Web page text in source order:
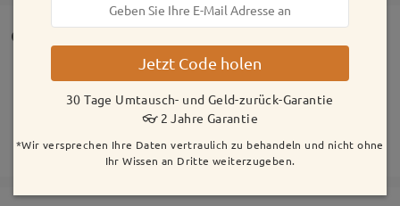
Customer Reviews
Bewerten Sie Ihr Einkaufserlebnis, damit auch andere Kunden
sorgenfrei Brillen bei uns kaufen können
Bewertung schreiben
Jetzt Code holen
30 Tage Umtausch- und Geld-zurück-Garantie
👓 2 Jahre Garantie
*Wir versprechen Ihre Daten vertraulich zu behandeln und nicht ohne
Ihr Wissen an Dritte weiterzugeben.